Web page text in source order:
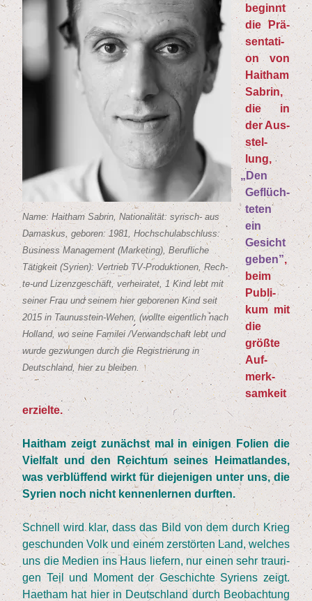
Name: Hait­ham Sab­rin, Natio­na­li­tät: syrisch- aus
Damas­kus, gebo­ren:1981, Hoch­schul­ab­schluss:
Busi­ness Manage­ment (Mar­ke­ting), Beruf­li­che
Tätig­keit (Syri­en): Ver­trieb TV-Pro­duk­tio­nen, Rech­
te-und Lizenz­ge­schäft, ver­hei­ra­tet, 1 Kind lebt mit
sei­ner Frau und sei­nem hier gebo­re­nen Kind seit
2015in Tau­nus­stein-Wehen, (woll­te eigent­lich nach
Hol­land, wo sei­ne Fami­lei /​Verwandschaft lebt und
wur­de gezwun­gen durch die Regis­trie­rung in
Deutsch­land, hier zu bleiben.
beginnt
die Prä­
sen­ta­ti­
on von
Hait­ham
Sab­rin,
die in
der Aus­
stel­
lung,
„ Den
Geflüch­
te­ten
ein
Gesicht
geben”,
beim
Publi­
kum mit
die
größ­te
Auf­
merk­
sam­keit
erzielte.
Hait­ham zeigt zunächst mal in eini­gen Foli­en die
Viel­falt und den Reich­tum sei­nes Hei­mat­lan­des,
was ver­blüf­fend wirkt für die­je­ni­gen unter uns, die
Syri­en noch nicht ken­nen­ler­nen durften.
Schnell wird klar, dass das Bild von dem durch Krieg
geschun­den Volk und einem zer­stör­ten Land, wel­ches
uns die Medi­en ins Haus lie­fern, nur einen sehr trau­ri­
gen Teil und Moment der Geschich­te Syri­ens zeigt.
Haet­ham hat hier in Deutsch­land durch Beob­ach­tung